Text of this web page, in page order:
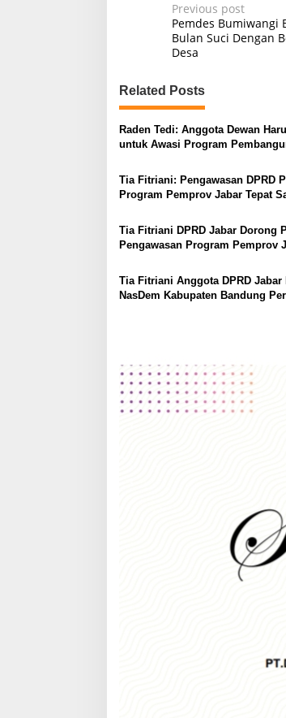
P
o
s
t
n
a
v
i
g
t
o
Previous post
Pemdes Bumiwangi
Bulan Suci Dengan
Desa
Related Posts
Raden Tedi: Anggota Dewan
untuk Awasi Program
Tia Fitriani: Pengawasan DPRD
Program Pemprov Jabar Tepat
Tia Fitriani DPRD Jabar Dorong
Pengawasan Program Pemprov
Tia Fitriani Anggota DPRD
NasDem Kabupaten Bandung